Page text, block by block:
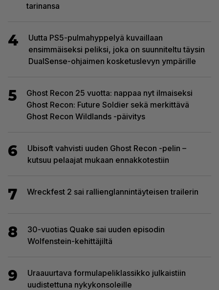
tarinansa
4
Uutta PS5-pulmahyppelyä kuvaillaan
ensimmäiseksi peliksi, joka on suunniteltu täysin
DualSense-ohjaimen kosketuslevyn ympärille
5
Ghost Recon 25 vuotta: nappaa nyt ilmaiseksi
Ghost Recon: Future Soldier sekä merkittävä
Ghost Recon Wildlands -päivitys
6
Ubisoft vahvisti uuden Ghost Recon -pelin –
kutsuu pelaajat mukaan ennakkotestiin
7 Wreckfest 2 sai rallienglannintäyteisen trailerin
8
30-vuotias Quake sai uuden episodin
Wolfenstein-kehittäjiltä
9
Uraauurtava formulapeliklassikko julkaistiin
uudistettuna nykykonsoleille